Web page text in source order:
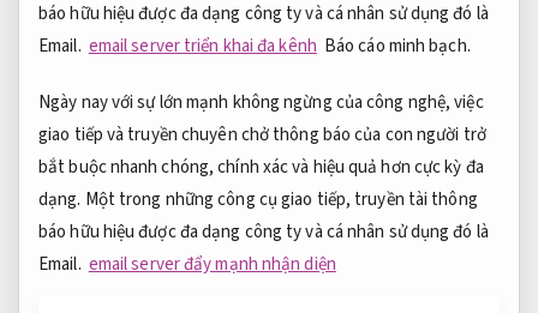
báo hữu hiệu được đa dạng công ty và cá nhân sử dụng đó là
Email. email server triển khai đa kênh Báo cáo minh bạch.
Ngày nay với sự lớn mạnh không ngừng của công nghệ, việc
giao tiếp và truyền chuyên chở thông báo của con người trở
bắt buộc nhanh chóng, chính xác và hiệu quả hơn cực kỳ đa
dạng. Một trong những công cụ giao tiếp, truyền tài thông
báo hữu hiệu được đa dạng công ty và cá nhân sử dụng đó là
Email. email server đẩy mạnh nhận diện